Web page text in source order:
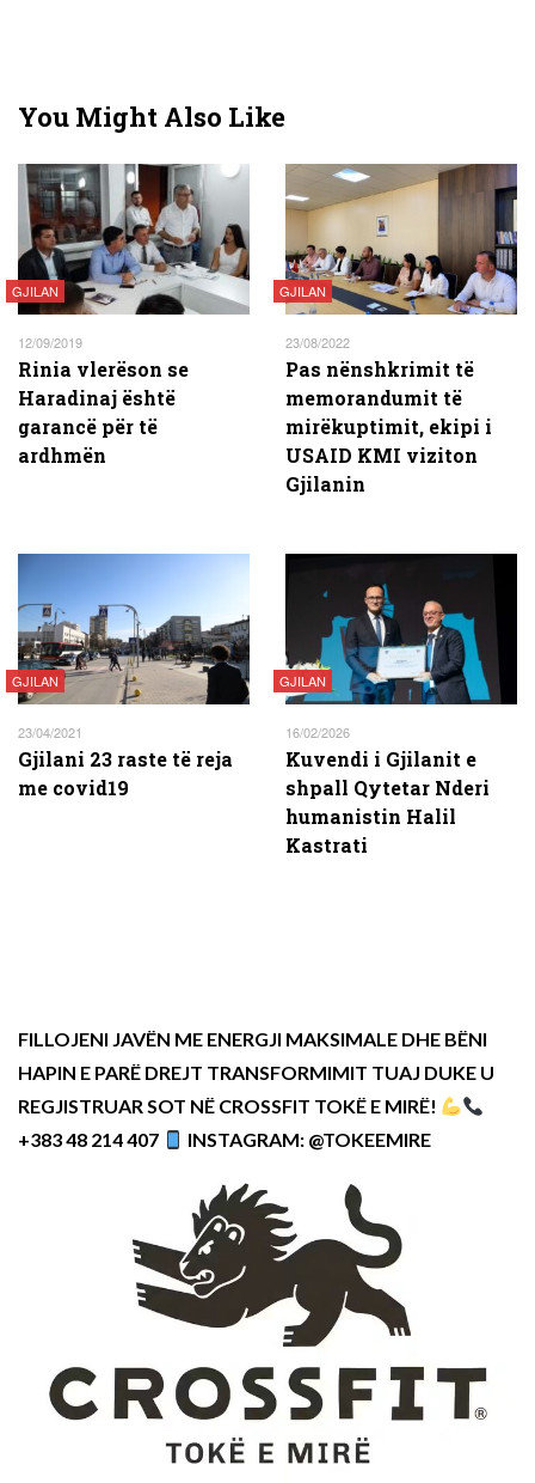
You Might Also Like
GJILAN
12/09/2019
Rinia vlerëson se
Haradinaj është
garancë për të
ardhmën
GJILAN
23/08/2022
Pas nënshkrimit të
memorandumit të
mirëkuptimit, ekipi i
USAID KMI viziton
Gjilanin
GJILAN
23/04/2021
Gjilani 23 raste të reja
me covid19
GJILAN
16/02/2026
Kuvendi i Gjilanit e
shpall Qytetar Nderi
humanistin Halil
Kastrati
FILLOJENI JAVËN ME ENERGJI MAKSIMALE DHE BËNI
HAPIN E PARË DREJT TRANSFORMIMIT TUAJ DUKE U
REGJISTRUAR SOT NË CROSSFIT TOKË E MIRË!
+383 48 214 407
INSTAGRAM: @TOKEEMIRE